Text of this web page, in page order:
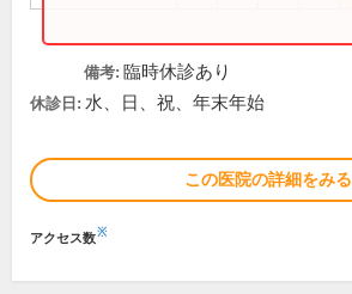
備考: 臨時休診あり
休診日: 水、日、祝、年末年始
この医院の詳細をみる
アクセス数※